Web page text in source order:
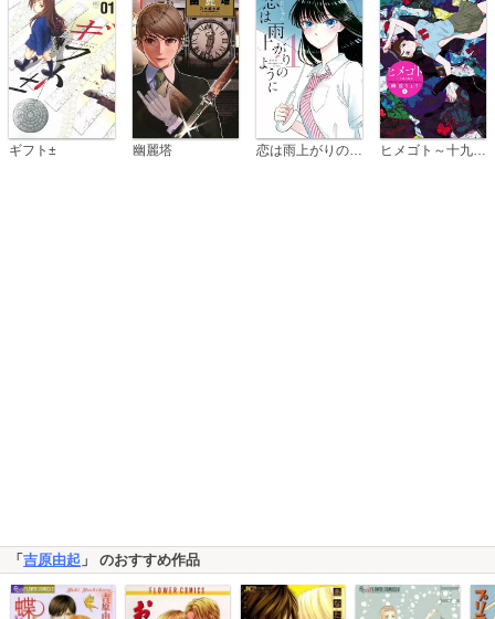
ギフト± 幽麗塔 恋は雨上がりのように ヒメゴト～十九歳の制服～
「 吉原由起 」 のおすすめ作品